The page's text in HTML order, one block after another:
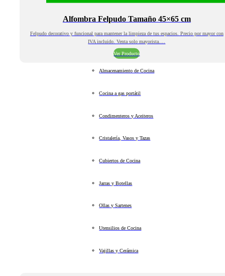
Alfombra Felpudo Tamaño 45×65 cm
Felpudo decorativo y funcional para mantener la limpieza de tus espacios. Precio por mayor con
IVA incluido. Venta solo mayorista.…
Ver Producto
Almacenamiento de Cocina
Cocina a gas portátil
Condimenteros y Aceiteros
Cristalería, Vasos y Tazas
Cubiertos de Cocina
Jarras y Botellas
Ollas y Sartenes
Utensilios de Cocina
Vajillas y Cerámica